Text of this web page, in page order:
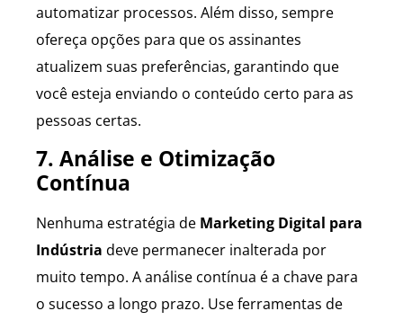
automatizar processos. Além disso, sempre
ofereça opções para que os assinantes
atualizem suas preferências, garantindo que
você esteja enviando o conteúdo certo para as
pessoas certas.
7. Análise e Otimização
Contínua
Nenhuma estratégia de Marketing Digital para
Indústria deve permanecer inalterada por
muito tempo. A análise contínua é a chave para
o sucesso a longo prazo. Use ferramentas de